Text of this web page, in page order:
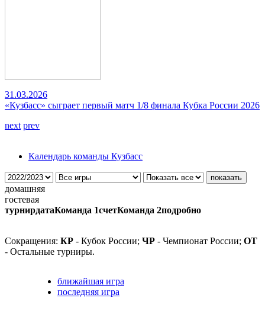
31.03.2026
«Кузбасс» сыграет первый матч 1/8 финала Кубка России 2026
next prev
Календарь команды Кузбасс
домашняя
гостевая
турнирдатаКоманда 1счетКоманда 2подробно
Сокращения: КР - Кубок России; ЧР - Чемпионат России; ОТ
- Остальные турниры.
ближайшая игра
последняя игра